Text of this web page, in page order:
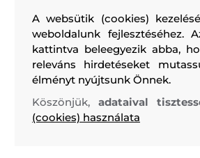
Elérhető méretek:
M, , XL
A websütik (cookies)
weboldalunk fejlesztéséhez.
kattintva beleegyezik abba,
releváns hirdetéseket
élményt nyújtsunk Önnek.
Köszönjük, adataival
(cookies) használata